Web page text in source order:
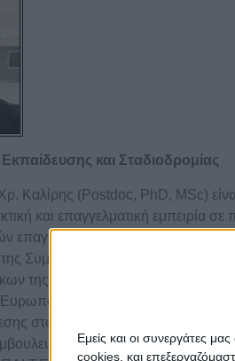
Εμείς και οι συνεργάτες
cookies, και
και Σταδιοδρομίας
Καλίρης (Postdoc, PhD, MSc)
και επαγγελματική εμπειρία
επαγγελματικής συμβουλευτικής,
Συμβουλευτικής Ψυχολογίας. Τα
της Σχολής Κοινωνικών και
Πανεπιστημίου
στο Πανεπιστήμιο Πειραιώς.
και τον